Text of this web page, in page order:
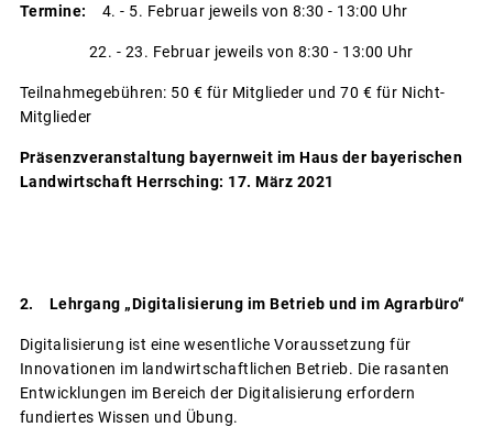
Termine: 4. - 5. Februar jeweils von 8:30 - 13:00 Uhr
22. - 23. Februar jeweils von 8:30 - 13:00 Uhr
Teilnahmegebühren: 50 € für Mitglieder und 70 € für Nicht-
Mitglieder
Präsenzveranstaltung bayernweit im Haus der bayerischen
Landwirtschaft Herrsching: 17. März 2021
2. Lehrgang „Digitalisierung im Betrieb und im Agrarbüro“
Digitalisierung ist eine wesentliche Voraussetzung für
Innovationen im landwirtschaftlichen Betrieb. Die rasanten
Entwicklungen im Bereich der Digitalisierung erfordern
fundiertes Wissen und Übung.